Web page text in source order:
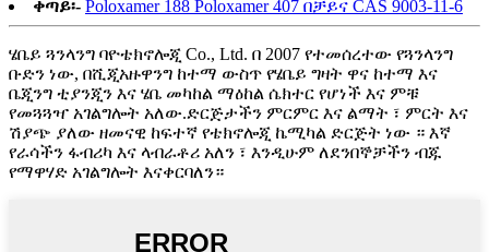
ቀጣይ፡- Poloxamer 188 Poloxamer 407 በቻይና CAS 9003-11-6
ሄቤይ ጓንላንግ ባዮቴክኖሎጂ Co., Ltd. በ 2007 የተመሰረተው የጓንላንግ
ቡድን ነው, በሺጂአዙዋንግ ከተማ ውስጥ የሄቤይ ግዛት ዋና ከተማ እና
ቤጂንግ ቲያንጂን እና ሄቤ መካከል ማዕከል ሴክተር የሆነች እና ምቹ
የመጓጓዣ አገልግሎት አለው.ድርጅታችን ምርምር እና ልማት ፣ ምርት እና
ሽያጭ ያለው ዘመናዊ ከፍተኛ የቴክኖሎጂ ኬሚካል ድርጅት ነው ። እኛ
የራሳችን ፋብሪካ እና ላብራቶሪ አለን ፣ እንዲሁም ለደንበኞቻችን ብጁ
የማዋሃድ አገልግሎት እናቀርባለን።